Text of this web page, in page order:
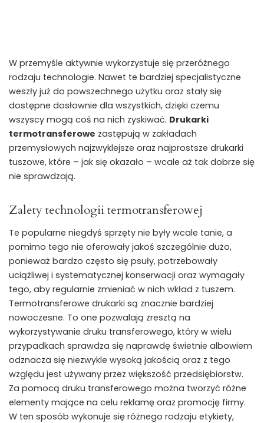
W przemyśle aktywnie wykorzystuje się przeróżnego
rodzaju technologie. Nawet te bardziej specjalistyczne
weszły już do powszechnego użytku oraz stały się
dostępne dosłownie dla wszystkich, dzięki czemu
wszyscy mogą coś na nich zyskiwać. Drukarki
termotransferowe zastępują w zakładach
przemysłowych najzwyklejsze oraz najprostsze drukarki
tuszowe, które – jak się okazało – wcale aż tak dobrze się
nie sprawdzają.
Zalety technologii termotransferowej
Te popularne niegdyś sprzęty nie były wcale tanie, a
pomimo tego nie oferowały jakoś szczególnie dużo,
ponieważ bardzo często się psuły, potrzebowały
uciążliwej i systematycznej konserwacji oraz wymagały
tego, aby regularnie zmieniać w nich wkład z tuszem.
Termotransferowe drukarki są znacznie bardziej
nowoczesne. To one pozwalają zresztą na
wykorzystywanie druku transferowego, który w wielu
przypadkach sprawdza się naprawdę świetnie albowiem
odznacza się niezwykle wysoką jakością oraz z tego
względu jest używany przez większość przedsiębiorstw.
Za pomocą druku transferowego można tworzyć różne
elementy mające na celu reklamę oraz promocję firmy.
W ten sposób wykonuje się różnego rodzaju etykiety,